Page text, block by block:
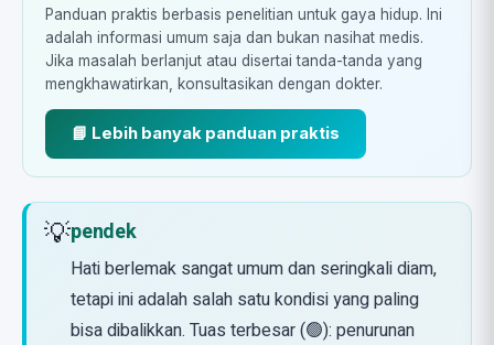
Panduan praktis berbasis penelitian untuk gaya hidup. Ini
adalah informasi umum saja dan bukan nasihat medis.
Jika masalah berlanjut atau disertai tanda-tanda yang
mengkhawatirkan, konsultasikan dengan dokter.
📘 Lebih banyak panduan praktis
💡pendek
Hati berlemak sangat umum dan seringkali diam,
tetapi ini adalah salah satu kondisi yang paling
bisa dibalikkan. Tuas terbesar (🟢): penurunan